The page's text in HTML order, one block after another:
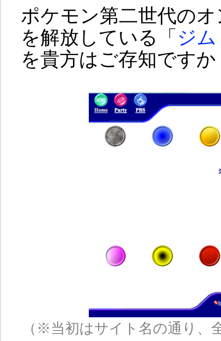
ポケモン第二世代の
を解放している「 ジ
を貴方はご存知ですか
（※当初はサイト名の通り、